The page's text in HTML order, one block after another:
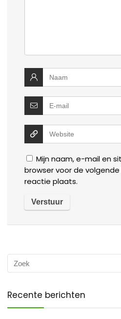
Mijn naam, e-mail en
browser voor de
reactie plaats.
Recente berichten